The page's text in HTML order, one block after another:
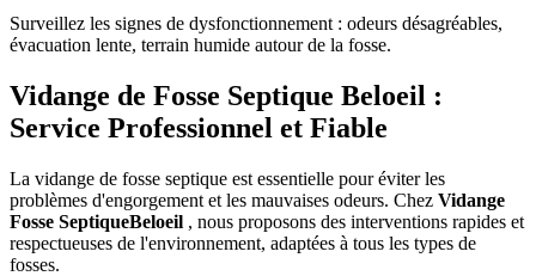
Surveillez les signes de dysfonctionnement : odeurs désagréables,
évacuation lente, terrain humide autour de la fosse.
Vidange de Fosse Septique Beloeil :
Service Professionnel et Fiable
La vidange de fosse septique est essentielle pour éviter les
problèmes d'engorgement et les mauvaises odeurs. Chez Vidange
Fosse SeptiqueBeloeil , nous proposons des interventions rapides et
respectueuses de l'environnement, adaptées à tous les types de
fosses.